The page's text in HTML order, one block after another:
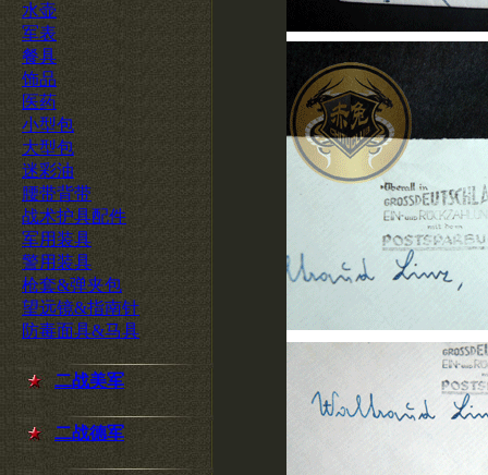
水壶
军表
餐具
饰品
医药
小型包
大型包
迷彩油
腰带背带
战术护具配件
军用装具
警用装具
枪套&弹夹包
望远镜&指南针
防毒面具&马具
二战美军
二战德军